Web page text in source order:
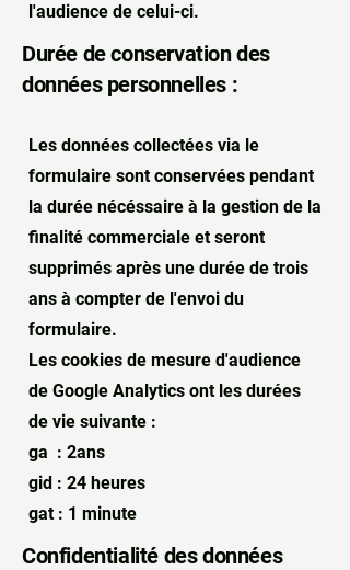
l'audience de celui-ci.
Durée de conservation des
données personnelles :
Les données collectées via le
formulaire sont conservées pendant
la durée nécéssaire à la gestion de la
finalité commerciale et seront
supprimés après une durée de trois
ans à compter de l'envoi du
formulaire.
Les cookies de mesure d'audience
de Google Analytics ont les durées
de vie suivante :
ga : 2ans
gid : 24 heures
gat : 1 minute
Confidentialité des données